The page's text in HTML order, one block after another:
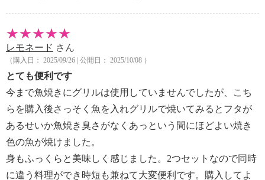
レモネード さん
（購入日： 2025/09/26 | 公開日： 2025/10/08 ）
とても便利です
今まで魚焼きにグリルは使用していませんでしたが、こち
らを購入後さっそく魚を入れグリルで焼いてみるとフタが
あるせいか魚焼き臭さがなくあっという間にほどよい焼き
色の魚が焼けました。
身もふっくらと美味しく感じました。2つセットなので同時
に違う料理ができ時短も兼ねて大変便利です。購入してよ